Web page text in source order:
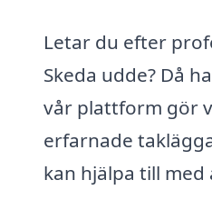
Letar du efter
Skeda udde? Då
vår plattform gör
erfarnade
kan hjälpa till